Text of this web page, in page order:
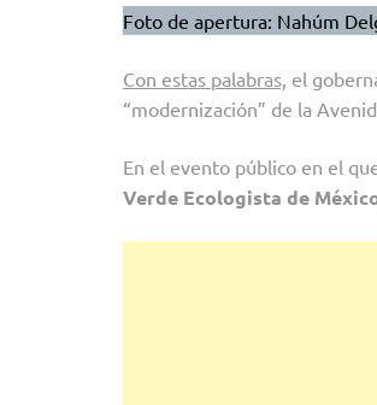
Foto de apertura: Nahúm
Con estas palabras, el
“modernización” de la
En el evento público en el
Verde Ecologista de